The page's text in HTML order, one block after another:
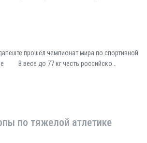
прошёл чемпионат мира по спортивной
В весе до 77 кг честь российско...
по тяжелой атлетике